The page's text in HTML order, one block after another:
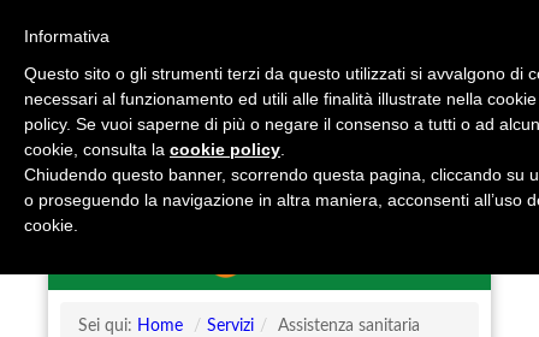
Sei qui: Home / Servizi / Assistenza sanitaria
Informativa
Questo sito o gli strumenti terzi da questo utilizzati si avvalgono di
necessari al funzionamento ed utili alle finalità illustrate nella cookie
policy. Se vuoi saperne di più o negare il consenso a tutti o ad
cookie, consulta la cookie policy
Chiudendo questo banner, scorrendo questa pagina, cliccando su
o proseguendo la navigazione in altra maniera, acconsenti all’uso
cookie.